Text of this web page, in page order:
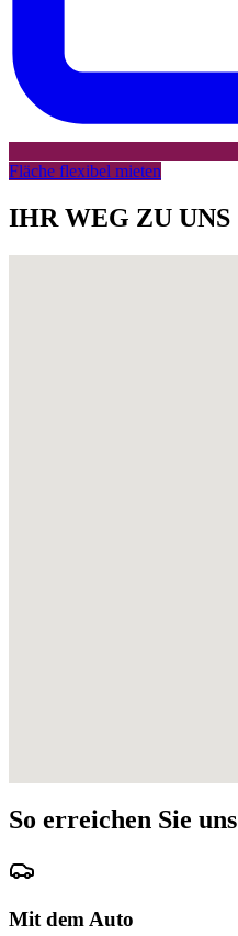
Fläche flexibel mieten
IHR WEG ZU UNS
So erreichen Sie uns
Mit dem Auto